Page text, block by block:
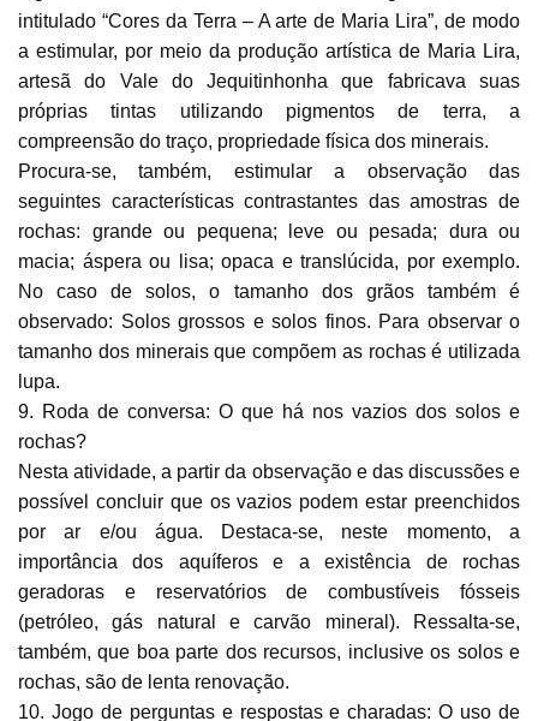
intitulado “Cores da Terra – A arte de Maria Lira”, de modo
a estimular, por meio da produção artística de Maria Lira,
artesã do Vale do Jequitinhonha que fabricava suas
próprias tintas utilizando pigmentos de terra, a
compreensão do traço, propriedade física dos minerais.
Procura-se, também, estimular a observação das
seguintes características contrastantes das amostras de
rochas: grande ou pequena; leve ou pesada; dura ou
macia; áspera ou lisa; opaca e translúcida, por exemplo.
No caso de solos, o tamanho dos grãos também é
observado: Solos grossos e solos finos. Para observar o
tamanho dos minerais que compõem as rochas é utilizada
lupa.
9. Roda de conversa: O que há nos vazios dos solos e
rochas?
Nesta atividade, a partir da observação e das discussões e
possível concluir que os vazios podem estar preenchidos
por ar e/ou água. Destaca-se, neste momento, a
importância dos aquíferos e a existência de rochas
geradoras e reservatórios de combustíveis fósseis
(petróleo, gás natural e carvão mineral). Ressalta-se,
também, que boa parte dos recursos, inclusive os solos e
rochas, são de lenta renovação.
10. Jogo de perguntas e respostas e charadas: O uso de